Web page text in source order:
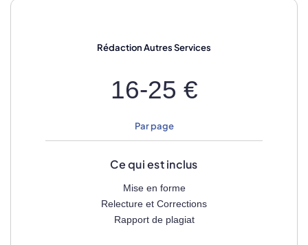
RédactionAutres Services
16-25 €
Par page
Ce qui est inclus
Mise en forme
Relecture et Corrections
Rapport de plagiat